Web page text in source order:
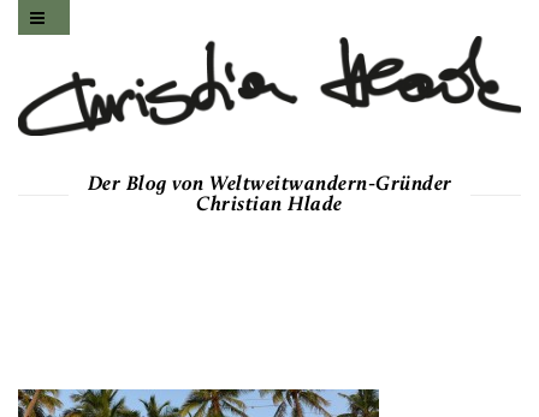
Der Blog von Weltweitwandern-Gründer
Christian Hlade